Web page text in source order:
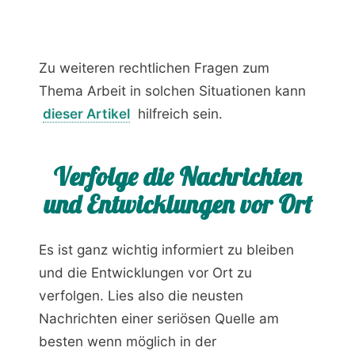
Zu weiteren rechtlichen Fragen zum
Thema Arbeit in solchen Situationen kann
dieser Artikel hilfreich sein.
Verfolge die Nachrichten
und Entwicklungen vor Ort
Es ist ganz wichtig informiert zu bleiben
und die Entwicklungen vor Ort zu
verfolgen. Lies also die neusten
Nachrichten einer seriösen Quelle am
besten wenn möglich in der